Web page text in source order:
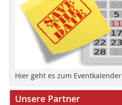
Hier geht es zum Eventkalender
Unsere Partner